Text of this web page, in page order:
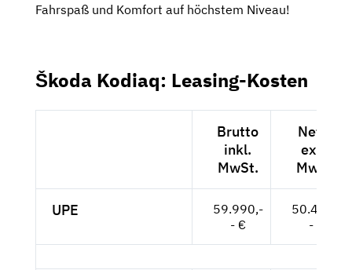
Fahrspaß und Komfort auf höchstem Niveau!
Škoda Kodiaq: Leasing-Kosten
Brutto
inkl.
MwSt.
Netto
exkl.
MwSt.
UPE
59.990,-
- €
50.412,-
- €